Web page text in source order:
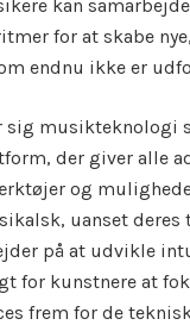
kan
for at skabe
endnu ikke er
sig musikteknologi
der giver alle
og
uanset deres
på at udvikle
for kunstnere at
frem for de